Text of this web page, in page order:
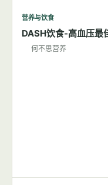
营养与饮食
DASH饮食-高血压最
何不思营养